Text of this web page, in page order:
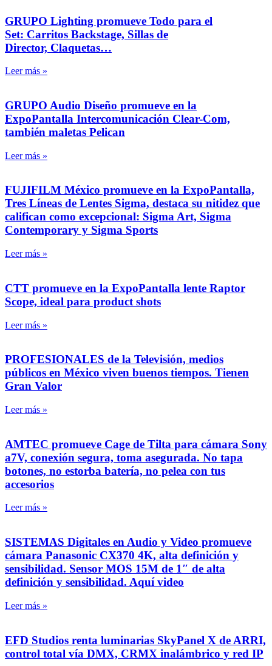
GRUPO Lighting promueve Todo para el
Set: Carritos Backstage, Sillas de
Director, Claquetas…
Leer más »
GRUPO Audio Diseño promueve en la
ExpoPantalla Intercomunicación Clear-Com,
también maletas Pelican
Leer más »
FUJIFILM México promueve en la ExpoPantalla,
Tres Líneas de Lentes Sigma, destaca su nitidez que
califican como excepcional: Sigma Art, Sigma
Contemporary y Sigma Sports
Leer más »
CTT promueve en la ExpoPantalla lente Raptor
Scope, ideal para product shots
Leer más »
PROFESIONALES de la Televisión, medios
públicos en México viven buenos tiempos. Tienen
Gran Valor
Leer más »
AMTEC promueve Cage de Tilta para cámara Sony
a7V, conexión segura, toma asegurada. No tapa
botones, no estorba batería, no pelea con tus
accesorios
Leer más »
SISTEMAS Digitales en Audio y Video promueve
cámara Panasonic CX370 4K, alta definición y
sensibilidad. Sensor MOS 15M de 1″ de alta
definición y sensibilidad. Aquí video
Leer más »
EFD Studios renta luminarias SkyPanel X de ARRI,
control total vía DMX, CRMX inalámbrico y red IP